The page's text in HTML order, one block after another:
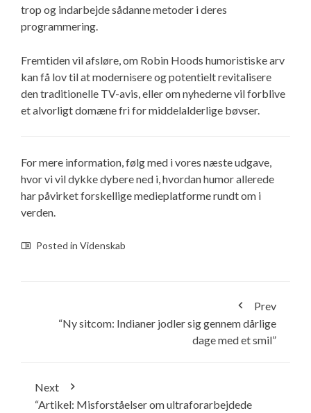
trop og indarbejde sådanne metoder i deres
programmering.
Fremtiden vil afsløre, om Robin Hoods humoristiske arv
kan få lov til at modernisere og potentielt revitalisere
den traditionelle TV-avis, eller om nyhederne vil forblive
et alvorligt domæne fri for middelalderlige bøvser.
For mere information, følg med i vores næste udgave,
hvor vi vil dykke dybere ned i, hvordan humor allerede
har påvirket forskellige medieplatforme rundt om i
verden.
Posted in Videnskab
Prev
“Ny sitcom: Indianer jodler sig gennem dårlige
dage med et smil”
Next
“Artikel: Misforståelser om ultraforarbejdede